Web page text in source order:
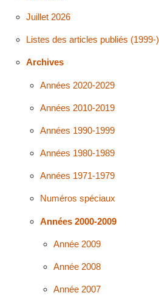
Juillet 2026
Listes des articles publiés (1999-)
Archives
Années 2020-2029
Années 2010-2019
Années 1990-1999
Années 1980-1989
Années 1971-1979
Numéros spéciaux
Années 2000-2009
Année 2009
Année 2008
Année 2007